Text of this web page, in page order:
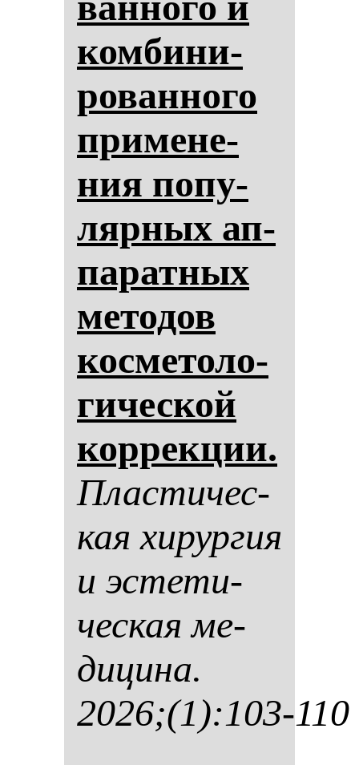
ком­би­ни­
ро­ван­но­го
при­ме­не­
ния по­пу­
ляр­ных ап­
па­рат­ных
ме­то­дов
кос­ме­то­ло­
ги­чес­кой
кор­рек­ции.
Плас­ти­чес­
кая хи­рур­гия
и эс­те­ти­
чес­кая ме­
ди­ци­на.
2026;(1):103-110